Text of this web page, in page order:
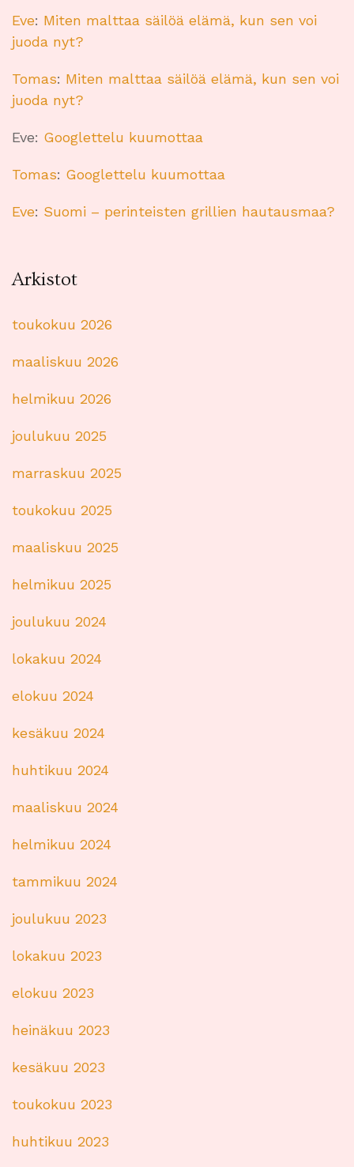
Eve: Miten malttaa säilöä elämä, kun sen voi
juoda nyt?
Tomas: Miten malttaa säilöä elämä, kun sen voi
juoda nyt?
Eve: Googlettelu kuumottaa
Tomas: Googlettelu kuumottaa
Eve: Suomi – perinteisten grillien hautausmaa?
Arkistot
toukokuu 2026
maaliskuu 2026
helmikuu 2026
joulukuu 2025
marraskuu 2025
toukokuu 2025
maaliskuu 2025
helmikuu 2025
joulukuu 2024
lokakuu 2024
elokuu 2024
kesäkuu 2024
huhtikuu 2024
maaliskuu 2024
helmikuu 2024
tammikuu 2024
joulukuu 2023
lokakuu 2023
elokuu 2023
heinäkuu 2023
kesäkuu 2023
toukokuu 2023
huhtikuu 2023